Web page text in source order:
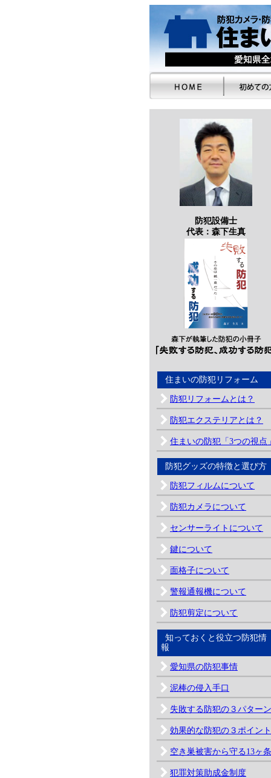
防犯設備士
代表：森下生真
住まいの防犯リフォーム
防犯リフォームとは？
防犯エクステリアとは？
住まいの防犯「3つの視点」
防犯グッズの特徴と選び方
防犯フィルムについて
防犯カメラについて
センサーライトについて
鍵について
面格子について
警報通報機について
防犯剪定について
知っておくと役立つ防犯情
報
愛知県の防犯事情
泥棒の侵入手口
失敗する防犯の３パターン
効果的な防犯の３ポイント
空き巣被害から守る13ヶ条
犯罪対策助成金制度